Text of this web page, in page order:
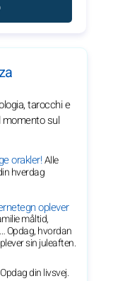
tarocchi e
momento sul
orakler!Alle
hverdag
oplever
måltid,
Opdag, hvordan
sin juleaften.
Opdag din livsvej.